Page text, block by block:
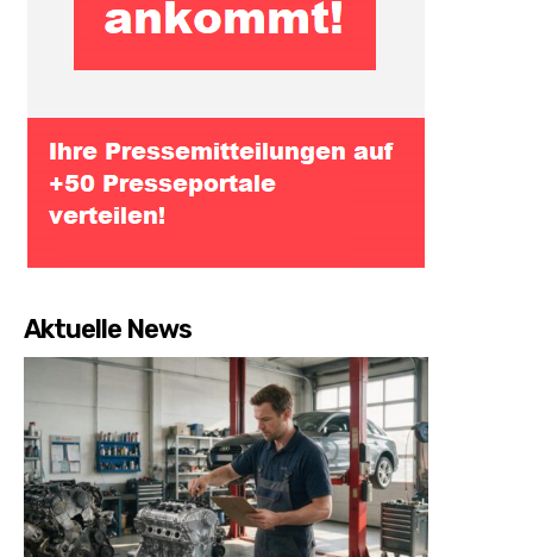
Aktuelle News